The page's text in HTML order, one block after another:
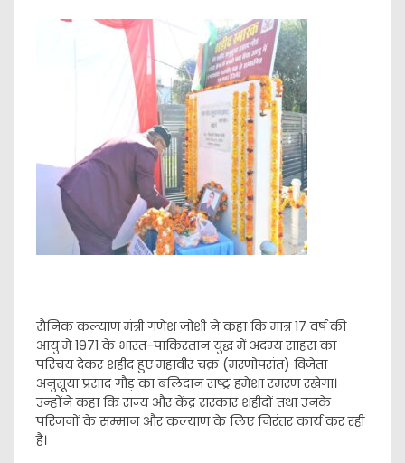
सैनिक कल्याण मंत्री गणेश जोशी ने कहा कि मात्र 17 वर्ष की
आयु में 1971 के भारत-पाकिस्तान युद्ध में अदम्य साहस का
परिचय देकर शहीद हुए महावीर चक्र (मरणोपरांत) विजेता
अनुसूया प्रसाद गौड़ का बलिदान राष्ट्र हमेशा स्मरण रखेगा।
उन्होंने कहा कि राज्य और केंद्र सरकार शहीदों तथा उनके
परिजनों के सम्मान और कल्याण के लिए निरंतर कार्य कर रही
है।